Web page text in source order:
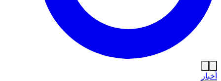
أخبار